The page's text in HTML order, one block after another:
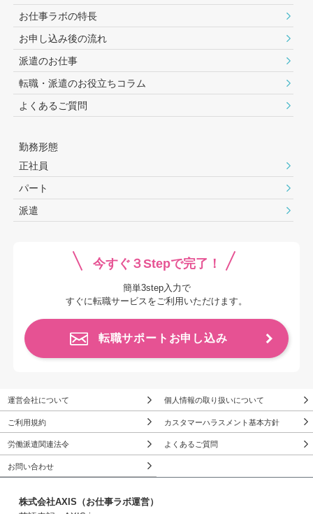
お仕事ラボの特長
お申し込み後の流れ
派遣のお仕事
転職・派遣のお役⽴ちコラム
よくあるご質問
勤務形態
正社員
パート
派遣
今すぐ３Stepで完了！
簡単3step入力で
すぐに転職サービスをご利用いただけます。
転職サポートお申し込み
運営会社について 個人情報の取り扱いについて
ご利用規約 カスタマーハラスメント基本方針
労働派遣関連法令 よくあるご質問
お問い合わせ
株式会社AXIS（お仕事ラボ運営）